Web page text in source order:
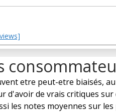
etre peut-etre biaisés,
d'avoir de vrais critiques
les notes moyennes sur